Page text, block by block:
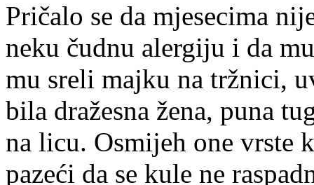
Pričalo se da mjesecima
neku čudnu alergiju i da
mu sreli majku na tržnici,
bila dražesna žena, puna
na licu. Osmijeh one vrste
pazeći da se kule ne